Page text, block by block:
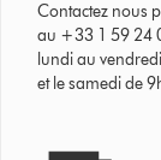
Contactez nous
au +33 1 59 24
lundi au
et le samedi de